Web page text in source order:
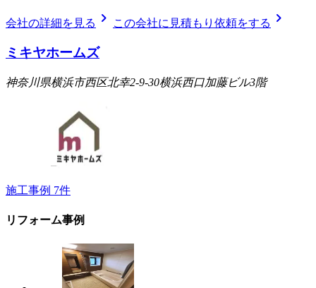
会社の詳細を見る chevron_right この会社に見積もり依頼をする chevron_right
ミキヤホームズ
神奈川県横浜市西区北幸2-9-30横浜西口加藤ビル3階
施工事例 7件
リフォーム事例